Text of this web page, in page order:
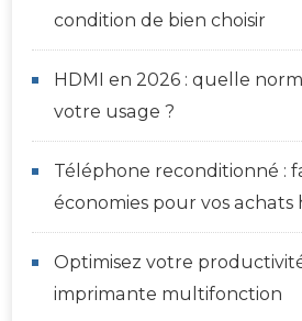
condition de bien choisir
HDMI en 2026 : quelle
votre usage ?
Téléphone reconditionné :
économies pour vos achats
Optimisez votre
imprimante multifonction